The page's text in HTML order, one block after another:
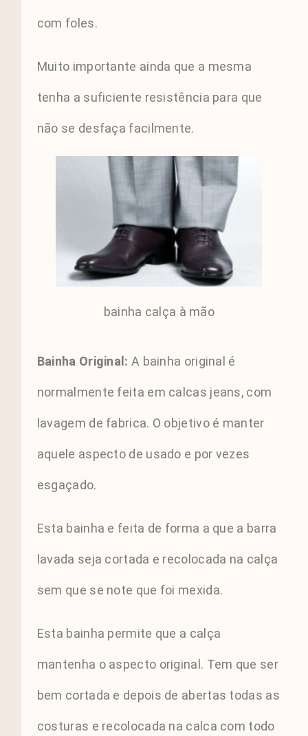
com foles.
Muito importante ainda que a mesma
tenha a suficiente resistência para que
não se desfaça facilmente.
bainha calça à mão
Bainha Original: A bainha original é
normalmente feita em calcas jeans, com
lavagem de fabrica. O objetivo é manter
aquele aspecto de usado e por vezes
esgaçado.
Esta bainha e feita de forma a que a barra
lavada seja cortada e recolocada na calça
sem que se note que foi mexida.
Esta bainha permite que a calça
mantenha o aspecto original. Tem que ser
bem cortada e depois de abertas todas as
costuras e recolocada na calca com todo